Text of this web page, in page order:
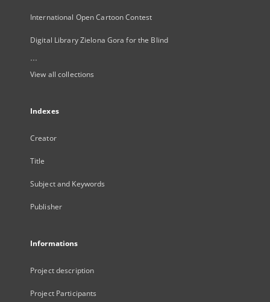
International Open Cartoon Contest
Digital Library Zielona Gora for the Blind
...
View all collections
Indexes
Creator
Title
Subject and Keywords
Publisher
Informations
Project description
Project Participants